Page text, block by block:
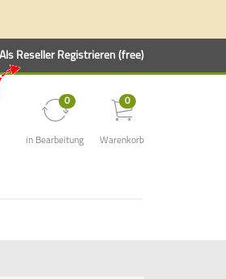
Als Reseller Registrieren (free)
0
in Bearbeitung
0
Warenkorb